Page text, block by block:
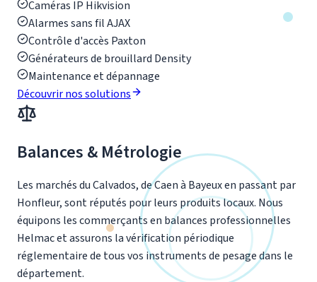
Caméras IP Hikvision
Alarmes sans fil AJAX
Contrôle d'accès Paxton
Générateurs de brouillard Density
Maintenance et dépannage
Découvrir nos solutions
Balances & Métrologie
Les marchés du Calvados, de Caen à Bayeux en passant par
Honfleur, sont réputés pour leurs produits locaux. Nous
équipons les commerçants en balances professionnelles
Helmac et assurons la vérification périodique
réglementaire de tous vos instruments de pesage dans le
département.